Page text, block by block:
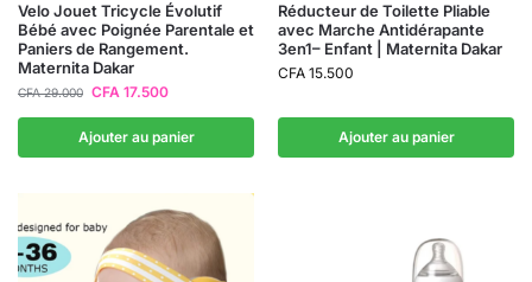
Velo Jouet Tricycle Évolutif
Bébé avec Poignée Parentale et
Paniers de Rangement.
Maternita Dakar
CFA29.000 CFA 17.500
Ajouter au panier
Réducteur de Toilette Pliable
avec Marche Antidérapante
3en1– Enfant | Maternita Dakar
CFA 15.500
Ajouter au panier